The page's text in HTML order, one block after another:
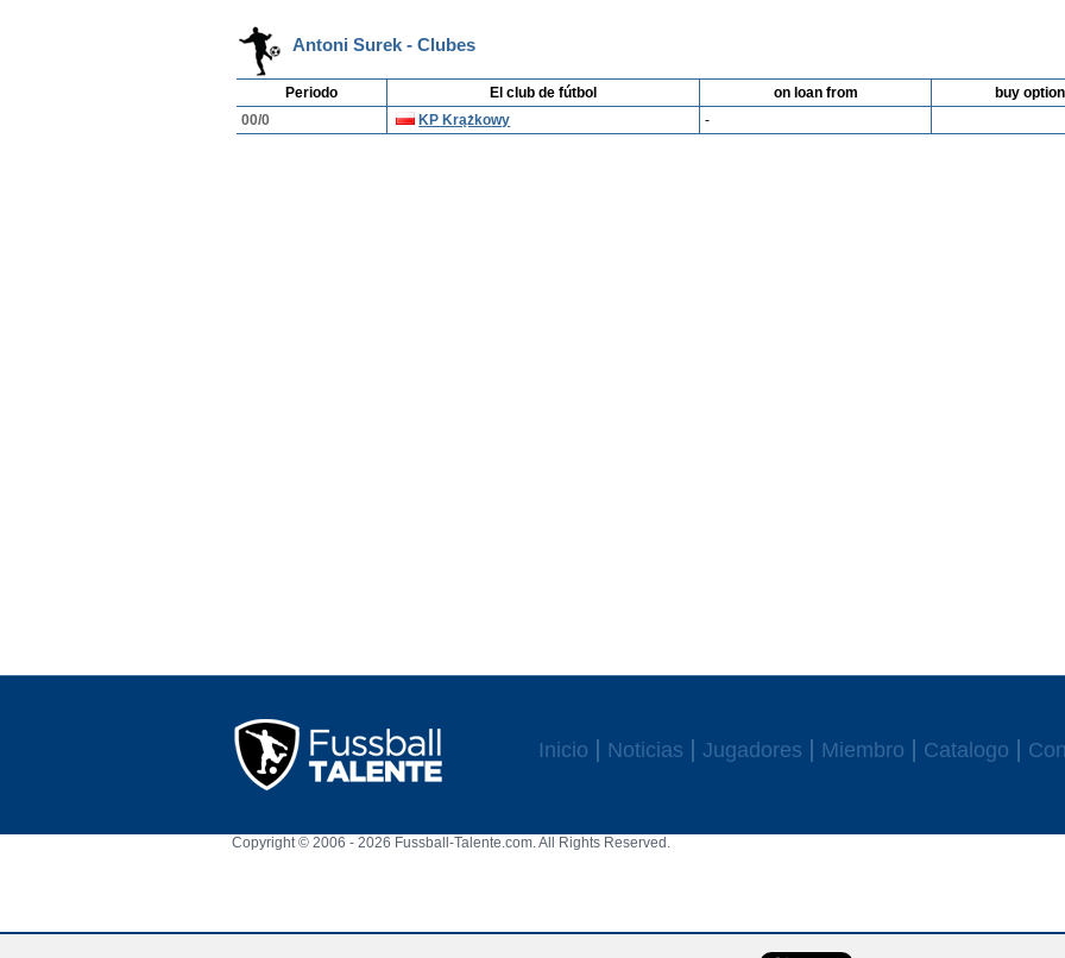
Antoni Surek - Clubes
Periodo El club de fútbol on loan from
buy option
00/0
KP Krążkowy -
Inicio Noticias Jugadores Miembro Catalogo
Copyright © 2006 - 2026 Fussball-Talente.com. All Rights Reserved.